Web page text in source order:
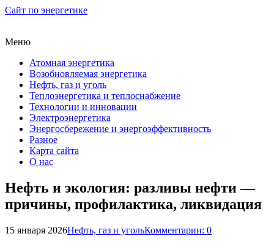
Сайт по энергетике
Меню
Атомная энергетика
Возобновляемая энергетика
Нефть, газ и уголь
Теплоэнергетика и теплоснабжение
Технологии и инновации
Электроэнергетика
Энергосбережение и энергоэффективность
Разное
Карта сайта
О нас
Нефть и экология: разливы нефти —
причины, профилактика, ликвидация
15 января 2026Нефть, газ и угольКомментарии: 0